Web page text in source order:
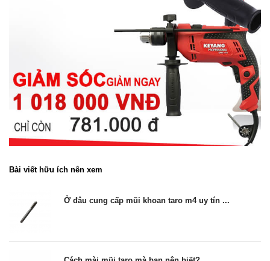
Bài viết hữu ích nên xem
Ở đâu cung cấp mũi khoan taro m4 uy tín ...